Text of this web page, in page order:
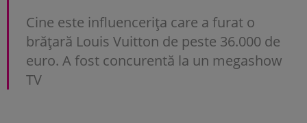
Cine este influencerița care a furat o
brățară Louis Vuitton de peste 36.000 de
euro. A fost concurentă la un megashow
TV